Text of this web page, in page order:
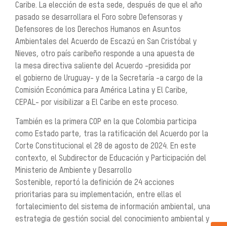
Caribe. La elección de esta sede, después de que el año
pasado se desarrollara el Foro sobre Defensoras y
Defensores de los Derechos Humanos en Asuntos
Ambientales del Acuerdo de Escazú en San Cristóbal y
Nieves, otro país caribeño responde a una apuesta de
la mesa directiva saliente del Acuerdo -presidida por
el gobierno de Uruguay- y de la Secretaría -a cargo de la
Comisión Económica para América Latina y El Caribe,
CEPAL- por visibilizar a El Caribe en este proceso.
También es la primera COP en la que Colombia participa
como Estado parte, tras la ratificación del Acuerdo por la
Corte Constitucional el 28 de agosto de 2024. En este
contexto, el Subdirector de Educación y Participación del
Ministerio de Ambiente y Desarrollo
Sostenible, reportó la definición de 24 acciones
prioritarias para su implementación, entre ellas el
fortalecimiento del sistema de información ambiental, una
estrategia de gestión social del conocimiento ambiental y